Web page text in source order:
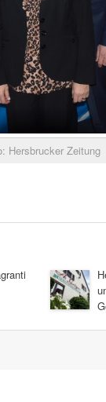
Hersbrucker Zeitung